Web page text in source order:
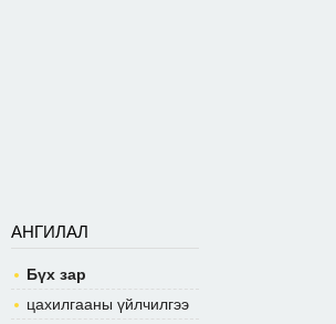
АНГИЛАЛ
Бүх зар
цахилгааны үйлчилгээ